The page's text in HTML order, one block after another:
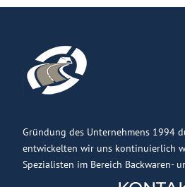
Gründung des Unternehmens 1994
entwickelten wir uns kontinuierlich
Spezialisten im Bereich Backwaren-